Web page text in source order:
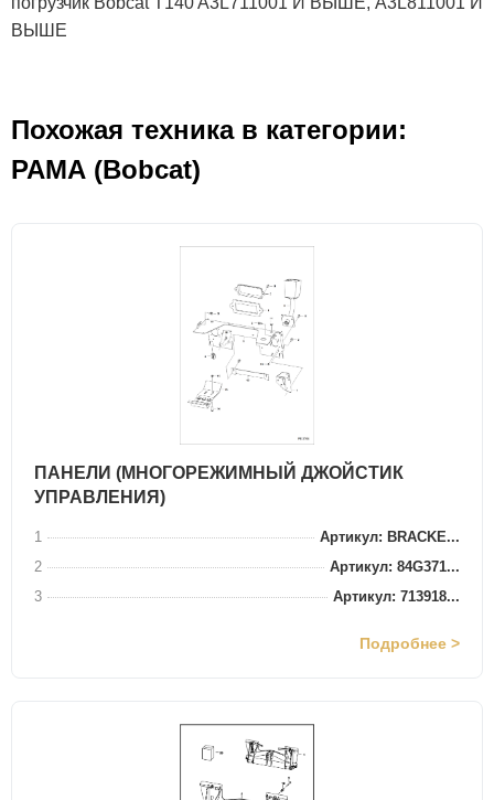
ВЫШЕ
Похожая техника в категории:
РАМА (Bobcat)
ПАНЕЛИ (МНОГОРЕЖИМНЫЙ ДЖОЙСТИК
УПРАВЛЕНИЯ)
1
Артикул: BRACKE...
2
Артикул: 84G371...
3
Артикул: 713918...
Подробнее >